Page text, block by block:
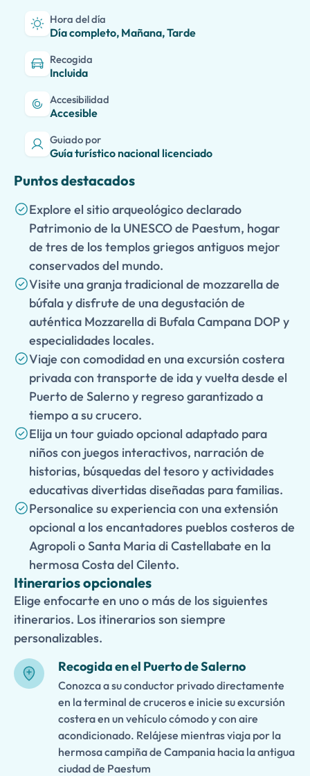
Hora del día
Día completo, Mañana, Tarde
Recogida
Incluida
Accesibilidad
Accesible
Guiado por
Guía turístico nacional licenciado
Puntos destacados
Explore el sitio arqueológico declarado
Patrimonio de la UNESCO de Paestum, hogar
de tres de los templos griegos antiguos mejor
conservados del mundo.
Visite una granja tradicional de mozzarella de
búfala y disfrute de una degustación de
auténtica Mozzarella di Bufala Campana DOP y
especialidades locales.
Viaje con comodidad en una excursión costera
privada con transporte de ida y vuelta desde el
Puerto de Salerno y regreso garantizado a
tiempo a su crucero.
Elija un tour guiado opcional adaptado para
niños con juegos interactivos, narración de
historias, búsquedas del tesoro y actividades
educativas divertidas diseñadas para familias.
Personalice su experiencia con una extensión
opcional a los encantadores pueblos costeros de
Agropoli o Santa Maria di Castellabate en la
hermosa Costa del Cilento.
Itinerarios opcionales
Elige enfocarte en uno o más de los siguientes
itinerarios. Los itinerarios son siempre
personalizables.
Recogida en el Puerto de Salerno
Conozca a su conductor privado directamente
en la terminal de cruceros e inicie su excursión
costera en un vehículo cómodo y con aire
acondicionado. Relájese mientras viaja por la
hermosa campiña de Campania hacia la antigua
ciudad de Paestum